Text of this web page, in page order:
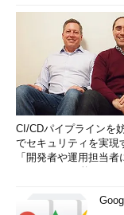
CI/CDパイプラインを
でセキュリティを実現
「開発者や運用担当者